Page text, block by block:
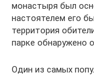
монастыря был
настоятелем его
территория
парке обнаружено
Один из самых